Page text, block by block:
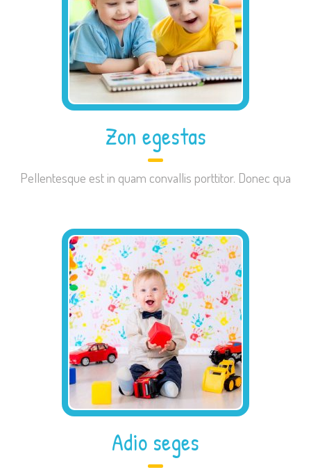
Zon egestas
Pellentesque est in quam convallis porttitor. Donec qua
Adio seges